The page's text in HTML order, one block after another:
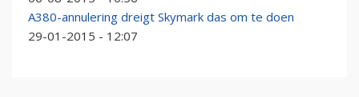
A380-annulering dreigt Skymark das om te doen
29-01-2015 - 12:07